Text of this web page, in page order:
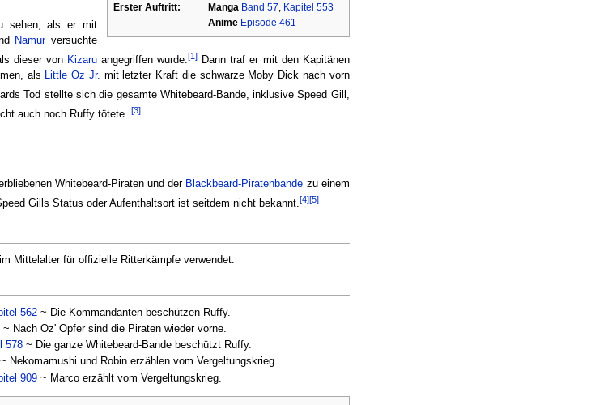
Erster Auftritt:
Manga Band 57 Kapitel 553
Anime Episode 461
sehen, als er mit
Namurversuchte
dieser von Kizaru angegriffen wurde.[1] Dann traf er mit den Kapitänen
als Little Oz Jr. mit letzter Kraft die schwarze Moby Dick nach vorn
Tod stellte sich die gesamte Whitebeard-Bande, inklusive Speed Gill,
auch noch Ruffy tötete. [3]
Whitebeard-Piraten und der Blackbeard-Piratenbande zu einem
Gills Status oder Aufenthaltsort ist seitdem nicht bekannt.[4][5]
Mittelalter für offizielle Ritterkämpfe verwendet.
562 ~ Die Kommandanten beschützen Ruffy.
~ Nach Oz' Opfer sind die Piraten wieder vorne.
578 ~ Die ganze Whitebeard-Bande beschützt Ruffy.
~ Nekomamushi und Robin erzählen vom Vergeltungskrieg.
909 ~ Marco erzählt vom Vergeltungskrieg.